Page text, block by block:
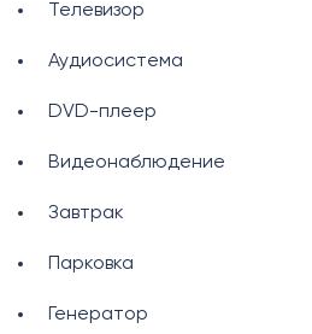
Телевизор
Аудиосистема
DVD-плеер
Видеонаблюдение
Завтрак
Парковка
Генератор